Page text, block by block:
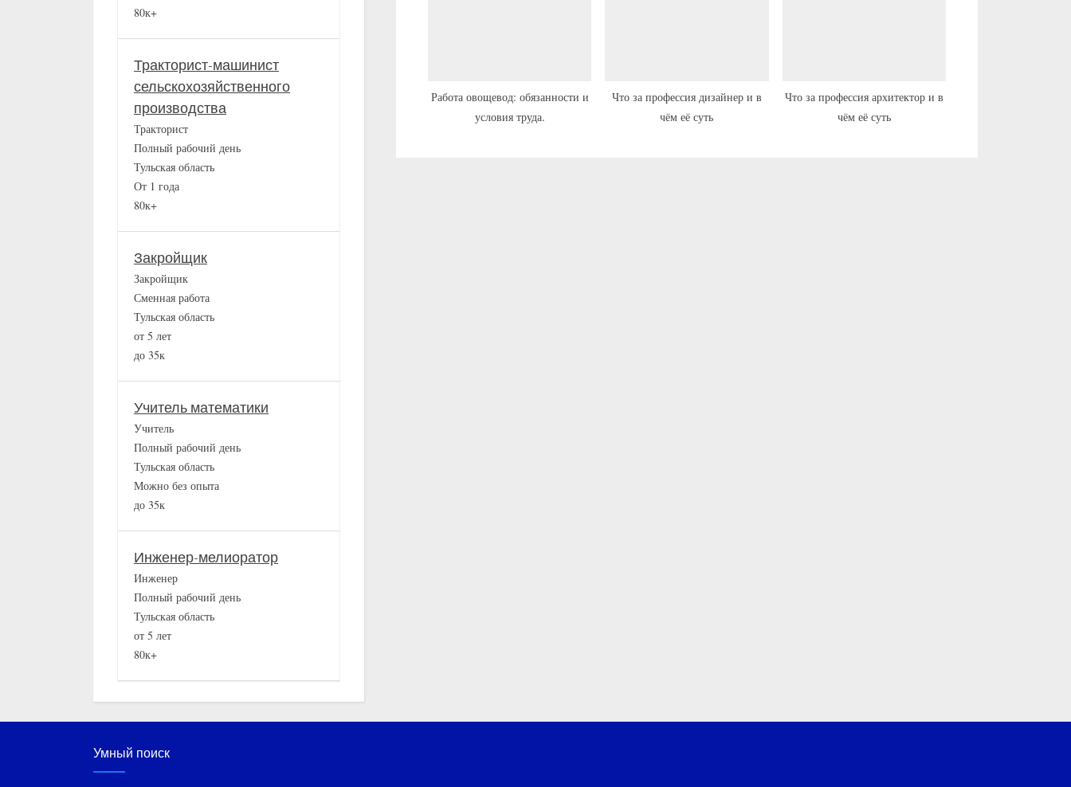
Работа овощевод: обязанности и
условия труда.
Что за профессия дизайнер и в
чём её суть
Что за профессия архитектор и в
чём её суть
80к+
Тракторист-машинист
сельскохозяйственного
производства
Тракторист
Полный рабочий день
Тульская область
От 1 года
80к+
Закройщик
Закройщик
Сменная работа
Тульская область
от 5 лет
до 35к
Учитель математики
Учитель
Полный рабочий день
Тульская область
Можно без опыта
до 35к
Инженер-мелиоратор
Инженер
Полный рабочий день
Тульская область
от 5 лет
80к+
Умный поиск